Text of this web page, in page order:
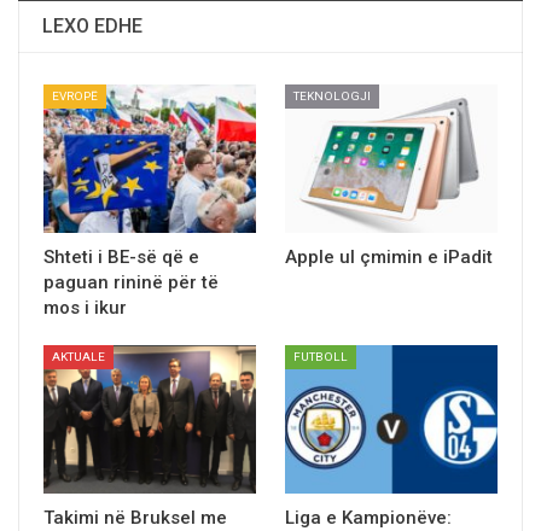
LEXO EDHE
EVROPË
Shteti i BE-së që e
paguan rininë për të
mos i ikur
TEKNOLOGJI
Apple ul çmimin e iPadit
AKTUALE
Takimi në Bruksel me
FUTBOLL
Liga e Kampionëve: